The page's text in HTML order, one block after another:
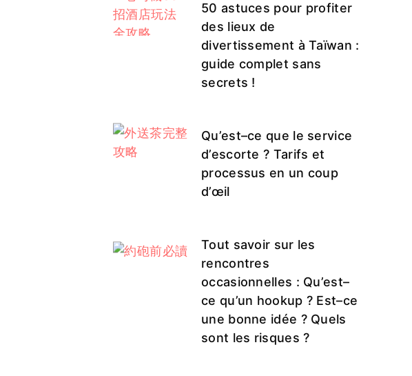
50 astuces pour profiter
des lieux de
divertissement à Taïwan :
guide complet sans
secrets !
Qu’est–ce que le service
d’escorte ? Tarifs et
processus en un coup
d’œil
Tout savoir sur les
rencontres
occasionnelles : Qu’est–
ce qu’un hookup ? Est–ce
une bonne idée ? Quels
sont les risques ?